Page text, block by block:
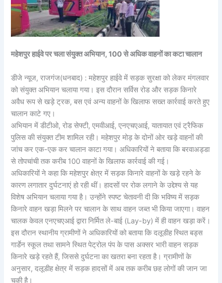
महेशपुर हाईवे पर चला संयुक्त अभियान, 100 से अधिक वाहनों का कटा चालान
डीजे न्यूज, राजगंज(धनबाद) : महेशपुर हाईवे में सड़क सुरक्षा को लेकर मंगलवार
को संयुक्त अभियान चलाया गया। इस दौरान सर्विस रोड और सड़क किनारे
अवैध रूप से खड़े ट्रक, बस एवं अन्य वाहनों के खिलाफ सख्त कार्रवाई करते हुए
चालान काटे गए।
अभियान में डीटीओ, रोड सेफ्टी, एमवीआई, एनएचएआई, यातायात एवं ट्रैफिक
पुलिस की संयुक्त टीम शामिल रही। महेशपुर मोड़ के दोनों ओर खड़े वाहनों की
जांच कर एक-एक कर चालान काटा गया। अधिकारियों ने बताया कि बरवाअड्डा
से तोपचांची तक करीब 100 वाहनों के खिलाफ कार्रवाई की गई।
अधिकारियों ने कहा कि महेशपुर क्षेत्र में सड़क किनारे वाहनों के खड़े रहने के
कारण लगातार दुर्घटनाएं हो रही थीं। हादसों पर रोक लगाने के उद्देश्य से यह
विशेष अभियान चलाया गया है। उन्होंने स्पष्ट चेतावनी दी कि भविष्य में सड़क
किनारे वाहन खड़ा मिलने पर चालान के साथ वाहन जब्त भी किया जाएगा। वाहन
चालक केवल एनएचएआई द्वारा निर्मित ले-बाई (Lay-by) में ही वाहन खड़ा करें।
इस दौरान स्थानीय ग्रामीणों ने अधिकारियों को बताया कि दलूडीह स्थित बड्स
गार्डेन स्कूल तथा सामने स्थित पेट्रोल पंप के पास अक्सर भारी वाहन सड़क
किनारे खड़े रहते हैं, जिससे दुर्घटना का खतरा बना रहता है। ग्रामीणों के
अनुसार, दलूडीह क्षेत्र में सड़क हादसों में अब तक करीब छह लोगों की जान जा
चुकी है।